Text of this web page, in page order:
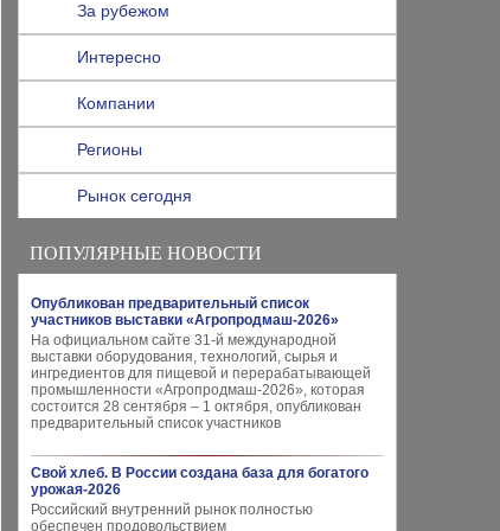
За рубежом
Интересно
Компании
Регионы
Рынок сегодня
ПОПУЛЯРНЫЕ НОВОСТИ
Опубликован предварительный список
участников выставки «Агропродмаш-2026»
На официальном сайте 31-й международной
выставки оборудования, технологий, сырья и
ингредиентов для пищевой и перерабатывающей
промышленности «Агропродмаш-2026», которая
состоится 28 сентября – 1 октября, опубликован
предварительный список участников
Свой хлеб. В России создана база для богатого
урожая-2026
Российский внутренний рынок полностью
обеспечен продовольствием